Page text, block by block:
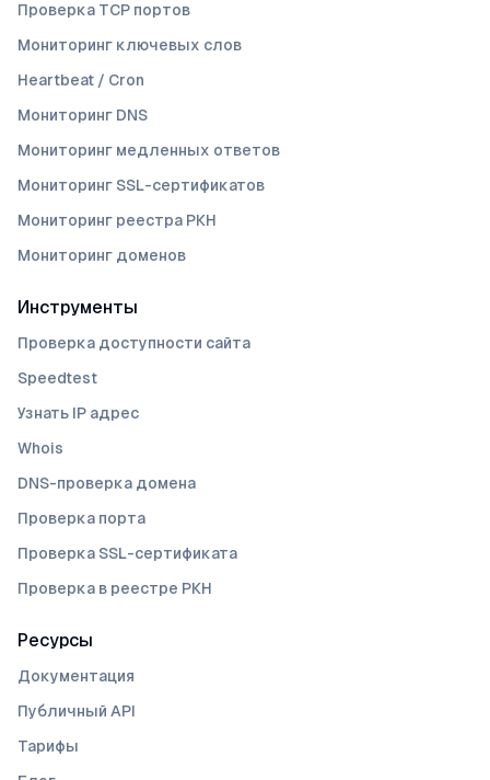
Проверка TCP портов
Мониторинг ключевых слов
Heartbeat / Cron
Мониторинг DNS
Мониторинг медленных ответов
Мониторинг SSL-сертификатов
Мониторинг реестра РКН
Мониторинг доменов
Инструменты
Проверка доступности сайта
Speedtest
Узнать IP адрес
Whois
DNS-проверка домена
Проверка порта
Проверка SSL-сертификата
Проверка в реестре РКН
Ресурсы
Документация
Публичный API
Тарифы